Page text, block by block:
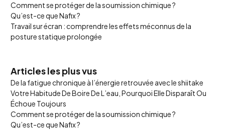
Comment se protéger de la soumission chimique ?
Qu’est-ce que Nafix ?
Travail sur écran : comprendre les effets méconnus de la
posture statique prolongée
Articles les plus vus
De la fatigue chronique à l’énergie retrouvée avec le shiitake
Votre Habitude De Boire De L’eau, Pourquoi Elle Disparaît Ou
Échoue Toujours
Comment se protéger de la soumission chimique ?
Qu’est-ce que Nafix ?